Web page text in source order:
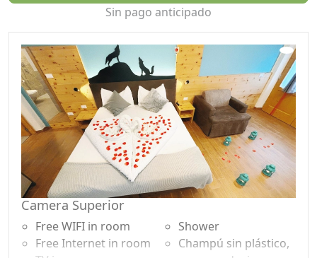
Habitación Deluxe Ambiez
Amplia habitación con cama doble, baño con ducha, TV
vía satélite, Wi-Fi, artículos de aseo gratuitos y ropa de
cama completa. Cuenta con una terraza privada
equipada con mesa y sillas, con espléndidas vistas a las
montañas y al pueblo de Deggia. Entrada privada.
Habitación Doble Básica
Acogedora habitación con cama doble, baño con
ducha, TV vía satélite, Wi-Fi, artículos de aseo gratuitos
y ropa de cama. Terraza exterior con mesa y sillas y
vistas panorámicas a las montañas y a Deggia. Entrada
privada.
Sin pago anticipado
Camera Superior
Free WIFI in room
Free Internet in room
Shower
Champú sin plástico,